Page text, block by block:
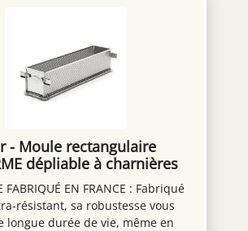
- Moule rectangulaire
dépliable à charnières
- 35 x 7 x 7,5 cm -,
FABRIQUÉ EN FRANCE : Fabriqué
résistant, sa robustesse vous
longue durée de vie, même en